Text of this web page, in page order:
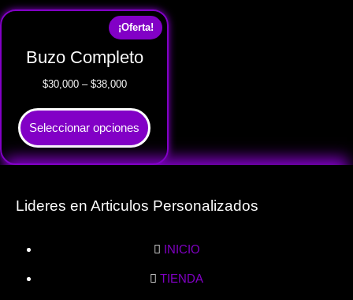
¡Oferta!
Buzo Completo
$30,000– $38,000
Seleccionar opciones
Lideres en Articulos Personalizados
INICIO
TIENDA